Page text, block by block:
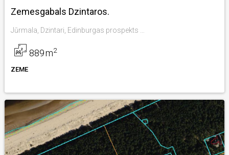
Zemesgabals Dzintaros.
889m2
ZEME